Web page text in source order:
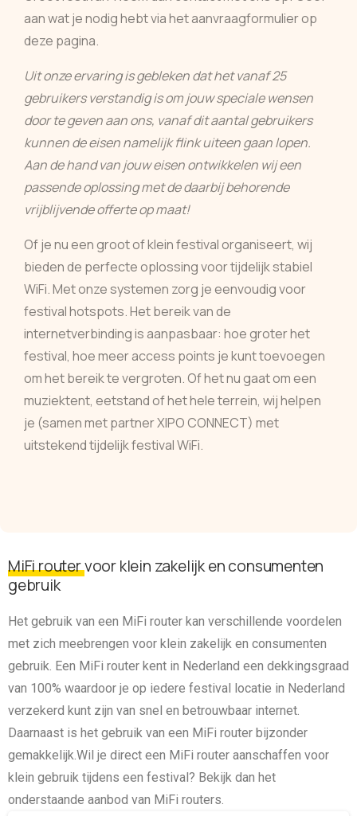
aan wat je nodig hebt via het aanvraagformulier op
deze pagina.
Uit onze ervaring is gebleken dat het vanaf 25
gebruikers verstandig is om jouw speciale wensen
door te geven aan ons, vanaf dit aantal gebruikers
kunnen de eisen namelijk flink uiteen gaan lopen.
Aan de hand van jouw eisen ontwikkelen wij een
passende oplossing met de daarbij behorende
vrijblijvende offerte op maat!
Of je nu een groot of klein festival organiseert, wij
bieden de perfecte oplossing voor tijdelijk stabiel
WiFi. Met onze systemen zorg je eenvoudig voor
festival hotspots. Het bereik van de
internetverbinding is aanpasbaar: hoe groter het
festival, hoe meer access points je kunt toevoegen
om het bereik te vergroten. Of het nu gaat om een
muziektent, eetstand of het hele terrein, wij helpen
je (samen met partner XIPO CONNECT) met
uitstekend tijdelijk festival WiFi.
MiFi routervoor klein zakelijk en consumenten
gebruik
Het gebruik van een MiFi router kan verschillende voordelen
met zich meebrengen voor klein zakelijk en consumenten
gebruik. Een MiFi router kent in Nederland een dekkingsgraad
van 100% waardoor je op iedere festival locatie in Nederland
verzekerd kunt zijn van snel en betrouwbaar internet.
Daarnaast is het gebruik van een MiFi router bijzonder
gemakkelijk.Wil je direct een MiFi router aanschaffen voor
klein gebruik tijdens een festival? Bekijk dan het
onderstaande aanbod van MiFi routers.